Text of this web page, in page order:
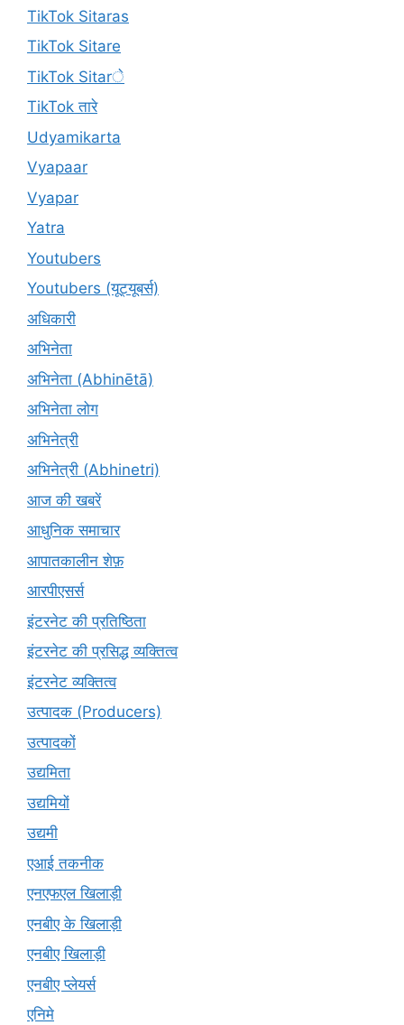
TikTok Sitaras
TikTok Sitare
TikTok Sitarे
TikTok तारे
Udyamikarta
Vyapaar
Vyapar
Yatra
Youtubers
Youtubers (यूट्यूबर्स)
अधिकारी
अभिनेता
अभिनेता (Abhinētā)
अभिनेता लोग
अभिनेत्री
अभिनेत्री (Abhinetri)
आज की खबरें
आधुनिक समाचार
आपातकालीन शेफ़
आरपीएसर्स
इंटरनेट की प्रतिष्ठिता
इंटरनेट की प्रसिद्ध व्यक्तित्व
इंटरनेट व्यक्तित्व
उत्पादक (Producers)
उत्पादकों
उद्यमिता
उद्यमियों
उद्यमी
एआई तकनीक
एनएफएल खिलाड़ी
एनबीए के खिलाड़ी
एनबीए खिलाड़ी
एनबीए प्लेयर्स
एनिमे